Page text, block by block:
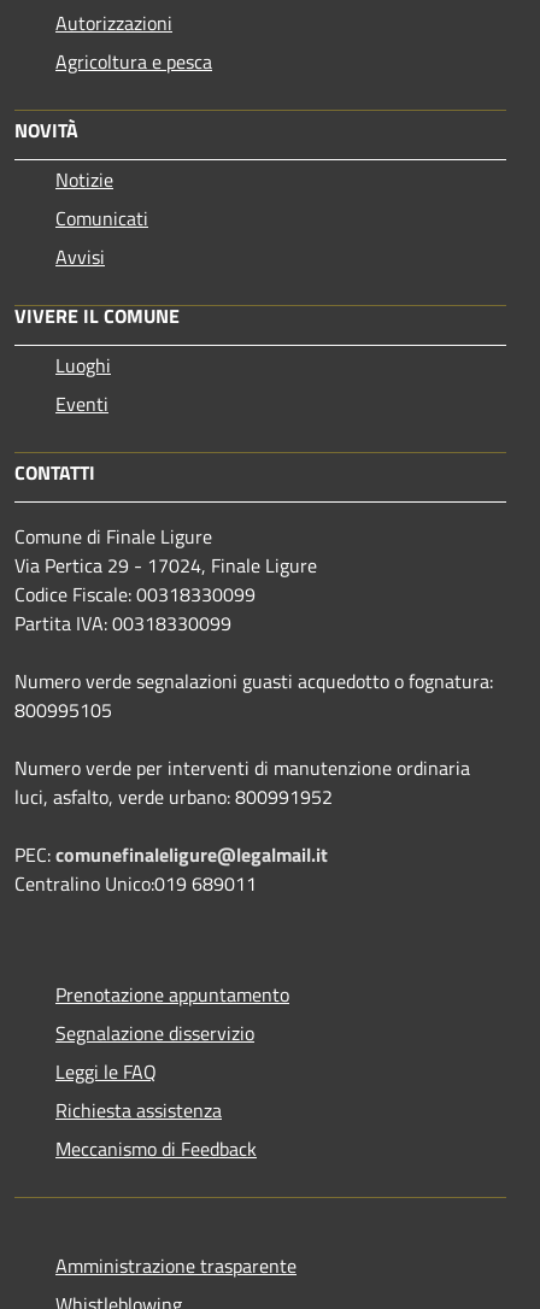
Autorizzazioni
Agricoltura e pesca
NOVITÀ
Notizie
Comunicati
Avvisi
VIVERE IL COMUNE
Luoghi
Eventi
CONTATTI
Comune di Finale Ligure
Via Pertica 29 - 17024, Finale Ligure
Codice Fiscale: 00318330099
Partita IVA: 00318330099
Numero verde segnalazioni guasti acquedotto o fognatura:
800995105
Numero verde per interventi di manutenzione ordinaria
luci, asfalto, verde urbano: 800991952
PEC:comunefinaleligure@legalmail.it
Centralino Unico:019 689011
Prenotazione appuntamento
Segnalazione disservizio
Leggi le FAQ
Richiesta assistenza
Meccanismo di Feedback
Amministrazione trasparente